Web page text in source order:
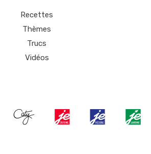
Recettes
Thèmes
Trucs
Vidéos